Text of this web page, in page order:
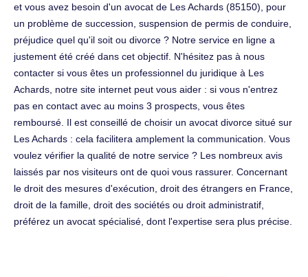
et vous avez besoin d'un avocat de Les Achards (85150), pour
un problème de succession, suspension de permis de conduire,
préjudice quel qu'il soit ou divorce ? Notre service en ligne a
justement été créé dans cet objectif. N'hésitez pas à nous
contacter si vous êtes un professionnel du juridique à Les
Achards, notre site internet peut vous aider : si vous n'entrez
pas en contact avec au moins 3 prospects, vous êtes
remboursé. Il est conseillé de choisir un avocat divorce situé sur
Les Achards : cela facilitera amplement la communication. Vous
voulez vérifier la qualité de notre service ? Les nombreux avis
laissés par nos visiteurs ont de quoi vous rassurer. Concernant
le droit des mesures d'exécution, droit des étrangers en France,
droit de la famille, droit des sociétés ou droit administratif,
préférez un avocat spécialisé, dont l'expertise sera plus précise.